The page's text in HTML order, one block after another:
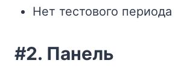
Нет тестового периода
#2. Панель